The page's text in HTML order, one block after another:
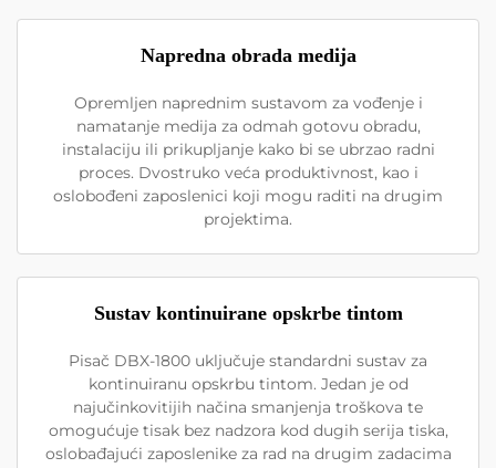
Napredna obrada medija
Opremljen naprednim sustavom za vođenje i
namatanje medija za odmah gotovu obradu,
instalaciju ili prikupljanje kako bi se ubrzao radni
proces. Dvostruko veća produktivnost, kao i
oslobođeni zaposlenici koji mogu raditi na drugim
projektima.
Sustav kontinuirane opskrbe tintom
Pisač DBX-1800 uključuje standardni sustav za
kontinuiranu opskrbu tintom. Jedan je od
najučinkovitijih načina smanjenja troškova te
omogućuje tisak bez nadzora kod dugih serija tiska,
oslobađajući zaposlenike za rad na drugim zadacima